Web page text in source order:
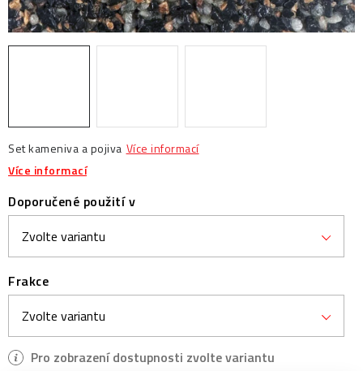
Set kameniva a pojiva Více informací
Více informací
Doporučené použití v
Frakce